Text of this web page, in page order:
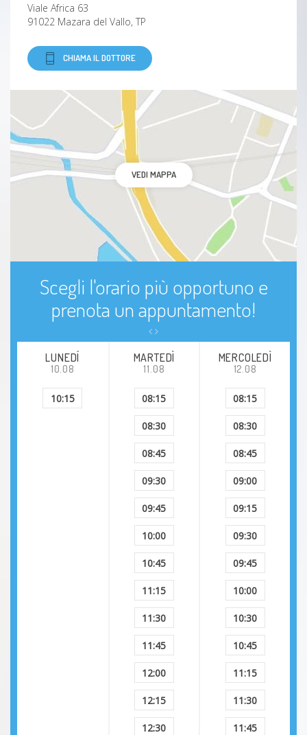
Viale Africa 63
91022 Mazara del Vallo, TP
CHIAMA IL DOTTORE
VEDI MAPPA
Scegli l'orario più opportuno e
prenota un appuntamento!
LUNEDÍ
10.08
10:15
MARTEDÌ
11.08
08:15
08:30
08:45
09:30
09:45
10:00
10:45
11:15
11:30
11:45
12:00
12:15
12:30
MERCOLEDÌ
12.08
08:15
08:30
08:45
09:00
09:15
09:30
09:45
10:00
10:30
10:45
11:15
11:30
11:45